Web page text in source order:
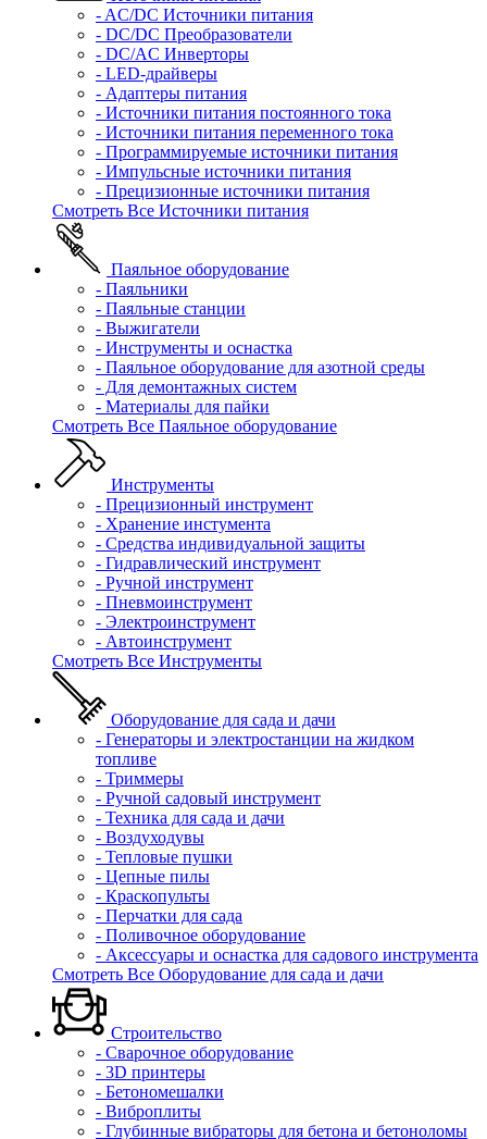
- AC/DC Источники питания
- DC/DC Преобразователи
- DC/AC Инверторы
- LED-драйверы
- Адаптеры питания
- Источники питания постоянного тока
- Источники питания переменного тока
- Программируемые источники питания
- Импульсные источники питания
- Прецизионные источники питания
Смотреть Все Источники питания
Паяльное оборудование
- Паяльники
- Паяльные станции
- Выжигатели
- Инструменты и оснастка
- Паяльное оборудование для азотной среды
- Для демонтажных систем
- Материалы для пайки
Смотреть Все Паяльное оборудование
Инструменты
- Прецизионный инструмент
- Хранение инстумента
- Средства индивидуальной защиты
- Гидравлический инструмент
- Ручной инструмент
- Пневмоинструмент
- Электроинструмент
- Автоинструмент
Смотреть Все Инструменты
Оборудование для сада и дачи
- Генераторы и электростанции на жидком
топливе
- Триммеры
- Ручной садовый инструмент
- Техника для сада и дачи
- Воздуходувы
- Тепловые пушки
- Цепные пилы
- Краскопульты
- Перчатки для сада
- Поливочное оборудование
- Аксессуары и оснастка для садового инструмента
Смотреть Все Оборудование для сада и дачи
Строительство
- Сварочное оборудование
- 3D принтеры
- Бетономешалки
- Виброплиты
- Глубинные вибраторы для бетона и бетоноломы